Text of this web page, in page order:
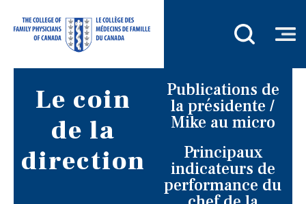
Le coin
de la
direction
Publications de
la présidente /
Mike au micro
Principaux
indicateurs de
performance du